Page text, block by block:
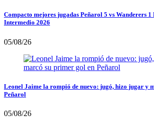
Compacto mejores jugadas Peñarol 5 vs Wanderers
Intermedio 2026
05/08/26
Leonel Jaime la rompió de nuevo: jugó, hizo jugar y
Peñarol
05/08/26